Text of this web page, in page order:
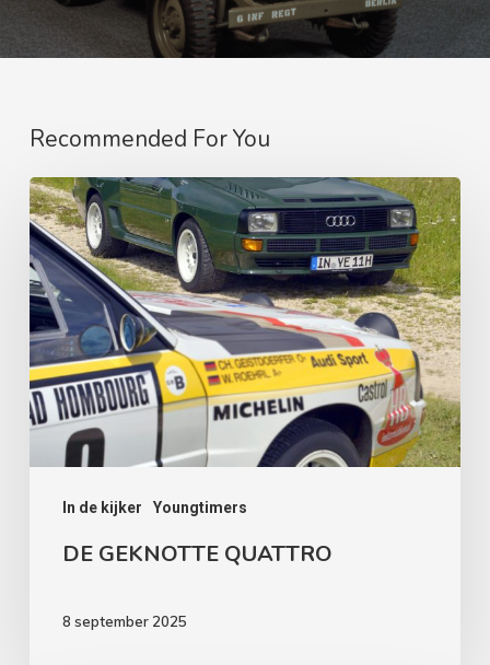
Recommended For You
In de kijker Youngtimers
DE
GEKNOTTE
QUATTRO
DE GEKNOTTE QUATTRO
8 september 2025